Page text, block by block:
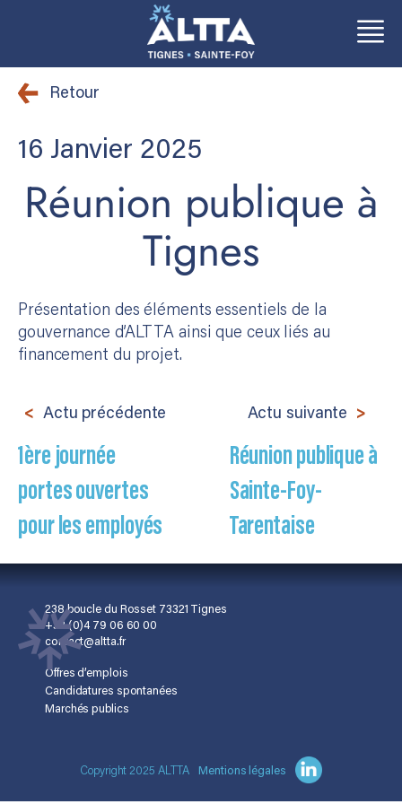
au
contenu
au
contenuRetour
16 Janvier 2025
Réunion publique à
Tignes
Présentation des éléments essentiels de la
gouvernance d’ALTTA ainsi que ceux liés au
financement du projet.
Actu précédente
1ère journée
portes ouvertes
pour les employés
Actu suivante
Réunion publique à
Sainte-Foy-
Tarentaise
+33 (0)4 79 06 60 00
contact@altta.fr
238 boucle du Rosset 73321 Tignes
Offres d’emplois
Candidatures spontanées
Marchés publics
Copyright 2025 ALTTA Mentions légales